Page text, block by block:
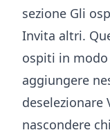
sezione Gli
Invita altri.
ospiti in
aggiungere
deselezionare
nascondere